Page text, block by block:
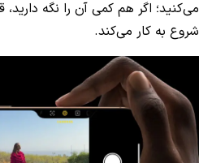
می‌کنید؛ اگر هم کمی آن را نگه دارید،
شروع به کار می‌کند.